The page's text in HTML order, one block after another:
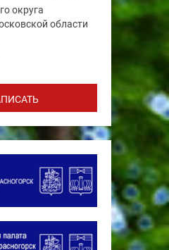
округа
области